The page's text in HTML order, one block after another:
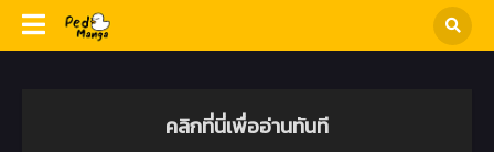
คลิกที่นี่เพื่ออ่านทันที